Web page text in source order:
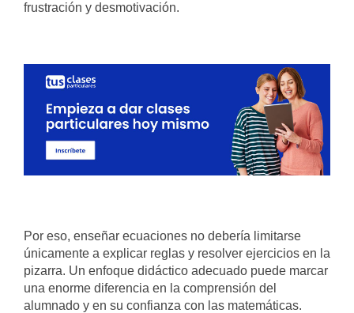
frustración y desmotivación.
Por eso, enseñar ecuaciones no debería limitarse
únicamente a explicar reglas y resolver ejercicios en la
pizarra. Un enfoque didáctico adecuado puede marcar
una enorme diferencia en la comprensión del
alumnado y en su confianza con las matemáticas.